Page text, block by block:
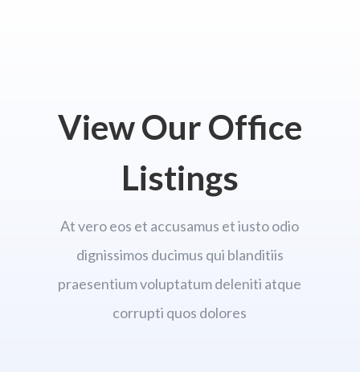
View Our Office
Listings
At vero eos et accusamus et iusto odio
dignissimos ducimus qui blanditiis
praesentium voluptatum deleniti atque
corrupti quos dolores